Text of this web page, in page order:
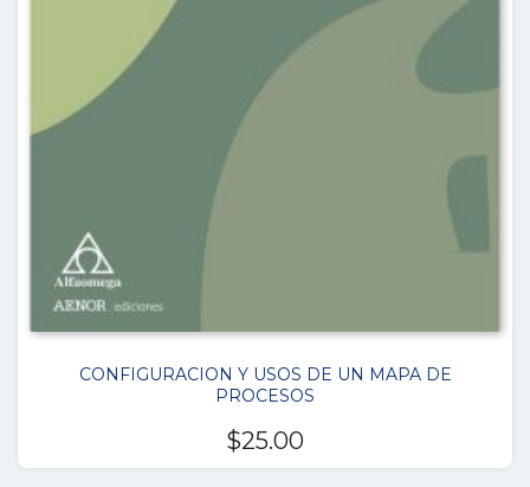
CONFIGURACION Y USOS DE UN MAPA DE
PROCESOS
$25.00